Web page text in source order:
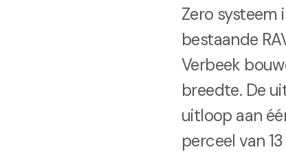
Zero
bestaande
Verbeek
breedte. De
uitloop aan
perceel van